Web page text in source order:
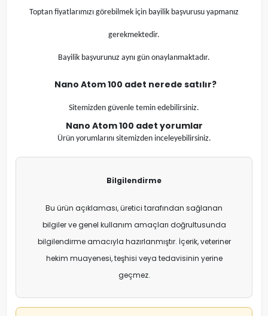
Toptan fiyatlarımızı görebilmek için bayilik başvurusu yapmanız
gerekmektedir.
Bayilik başvurunuz aynı gün onaylanmaktadır.
Nano Atom100 adet nerede satılır?
Sitemizden güvenle temin edebilirsiniz.
Nano Atom100 adet yorumlar
Ürün yorumlarını sitemizden inceleyebilirsiniz.
Bilgilendirme
Bu ürün açıklaması, üretici tarafından sağlanan
bilgiler ve genel kullanım amaçları doğrultusunda
bilgilendirme amacıyla hazırlanmıştır. İçerik, veteriner
hekim muayenesi, teşhisi veya tedavisinin yerine
geçmez.